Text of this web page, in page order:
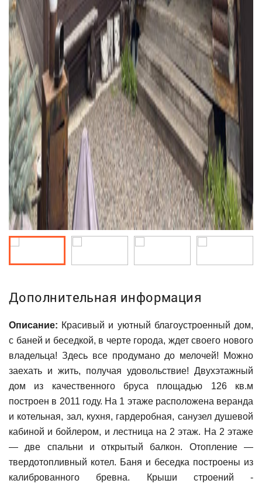
Дополнительная информация
Описание: Красивый и уютный благоустроенный дом,
с баней и беседкой, в черте города, ждет своего нового
владельца! Здесь все продумано до мелочей! Можно
заехать и жить, получая удовольствие! Двухэтажный
дом из качественного бруса площадью 126 кв.м
построен в 2011 году. На 1 этаже расположена веранда
и котельная, зал, кухня, гардеробная, санузел душевой
кабиной и бойлером, и лестница на 2 этаж. На 2 этаже
— две спальни и открытый балкон. Отопление —
твердотопливный котел. Баня и беседка построены из
калиброванного бревна. Крыши строений -